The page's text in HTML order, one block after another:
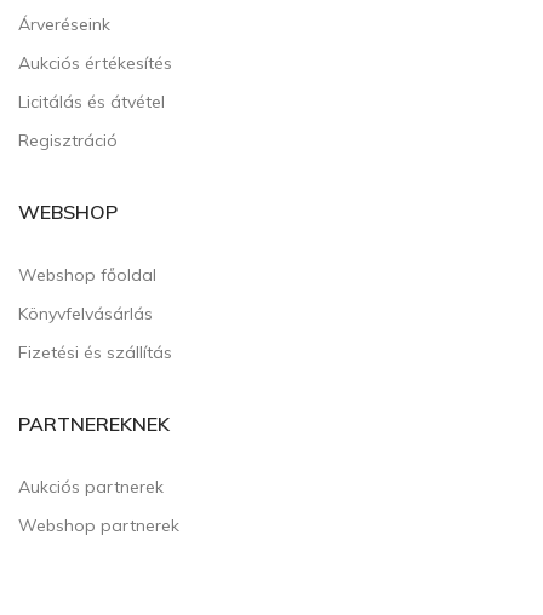
Árveréseink
Aukciós értékesítés
Licitálás és átvétel
Regisztráció
WEBSHOP
Webshop főoldal
Könyvfelvásárlás
Fizetési és szállítás
PARTNEREKNEK
Aukciós partnerek
Webshop partnerek